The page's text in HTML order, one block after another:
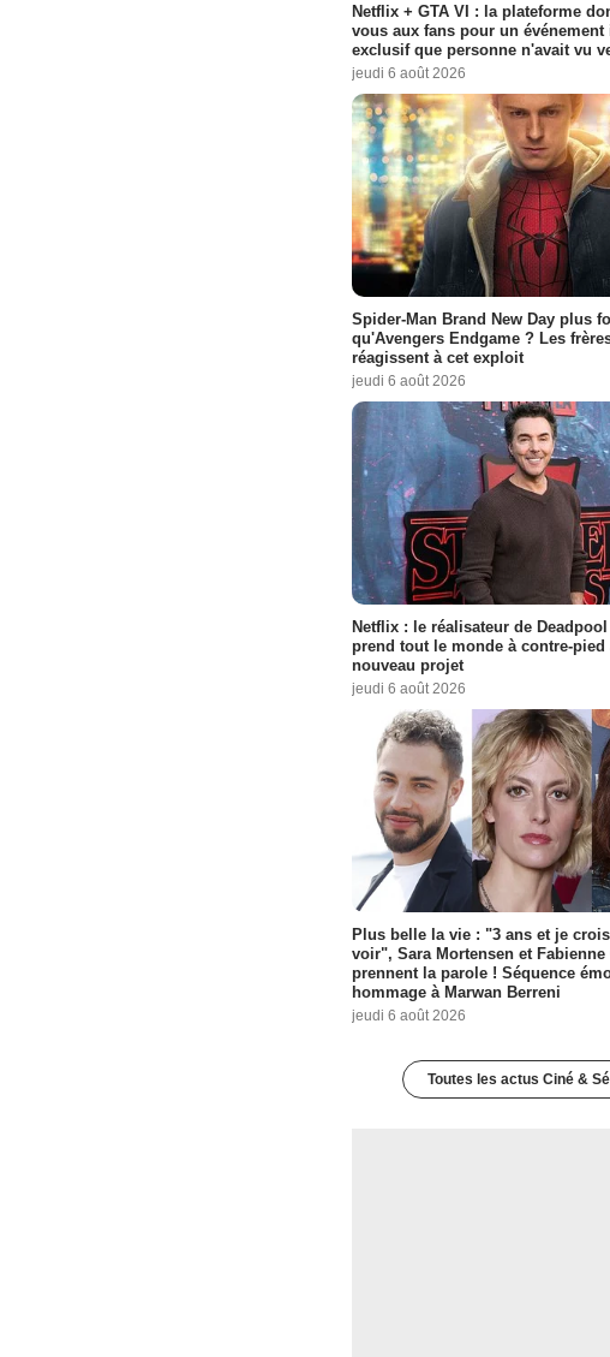
Netflix + GTA VI : la plateforme
vous aux fans pour un événement
exclusif que personne n'avait vu
jeudi 6 août 2026
Spider-Man Brand New Day plus
qu'Avengers Endgame ? Les
réagissent à cet exploit
jeudi 6 août 2026
Netflix : le réalisateur de
prend tout le monde à contre-pied
nouveau projet
jeudi 6 août 2026
Plus belle la vie : "3 ans et je
voir", Sara Mortensen et Fabienne
prennent la parole ! Séquence
hommage à Marwan Berreni
jeudi 6 août 2026
Toutes les actus Ciné &